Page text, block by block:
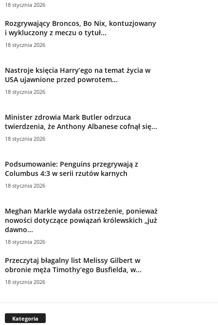
18 stycznia 2026
Rozgrywający Broncos, Bo Nix, kontuzjowany
i wykluczony z meczu o tytuł...
18 stycznia 2026
Nastroje księcia Harry’ego na temat życia w
USA ujawnione przed powrotem...
18 stycznia 2026
Minister zdrowia Mark Butler odrzuca
twierdzenia, że ​​Anthony Albanese cofnął się...
18 stycznia 2026
Podsumowanie: Penguins przegrywają z
Columbus 4:3 w serii rzutów karnych
18 stycznia 2026
Meghan Markle wydała ostrzeżenie, ponieważ
nowości dotyczące powiązań królewskich „już
dawno...
18 stycznia 2026
Przeczytaj błagalny list Melissy Gilbert w
obronie męża Timothy’ego Busfielda, w...
18 stycznia 2026
Kategoria